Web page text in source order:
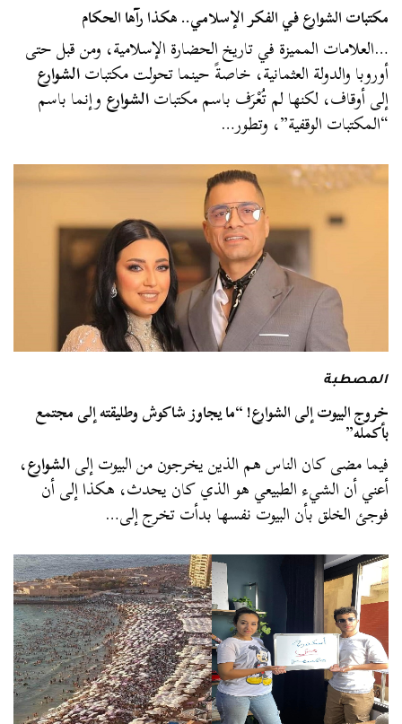
مكتبات الشوارع في الفكر الإسلامي.. هكذا رآها الحكام
…العلامات المميزة في تاريخ الحضارة الإسلامية، ومن قبل حتى
أوروبا والدولة العثمانية، خاصةً حينما تحولت مكتباتالشوارع
إلى أوقاف، لكنها لم تُعْرَف باسم مكتباتالشوارعوإنما باسم
“المكتبات الوقفية”، وتطور…
المصطبة
خروج البيوت إلى الشوارع! “ما يجاوز شاكوش وطليقته إلى مجتمع
بأكمله”
فيما مضى كان الناس هم الذين يخرجون من البيوت إلىالشوارع،
أعني أن الشيء الطبيعي هو الذي كان يحدث، هكذا إلى أن
فوجئ الخلق بأن البيوت نفسها بدأت تخرج إلى…